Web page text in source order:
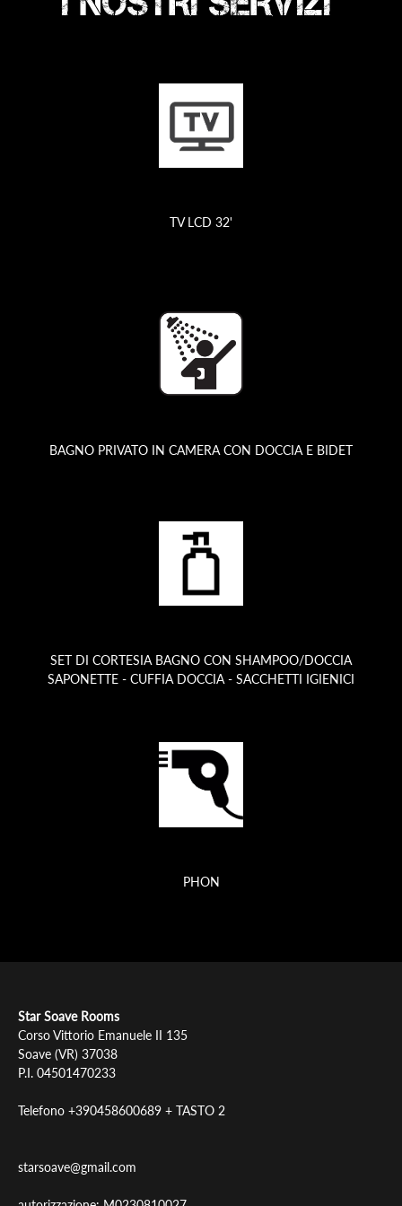
TV LCD 32'
BAGNO PRIVATO IN CAMERA CON DOCCIA E BIDET
SET DI CORTESIA BAGNO CON SHAMPOO/DOCCIA
SAPONETTE - CUFFIA DOCCIA - SACCHETTI IGIENICI
PHON
StarSoave Rooms
Corso Vittorio Emanuele II 135
Soave (VR) 37038
P.I. 04501470233
Telefono +390458600689 + TASTO 2
starsoave@gmail.com